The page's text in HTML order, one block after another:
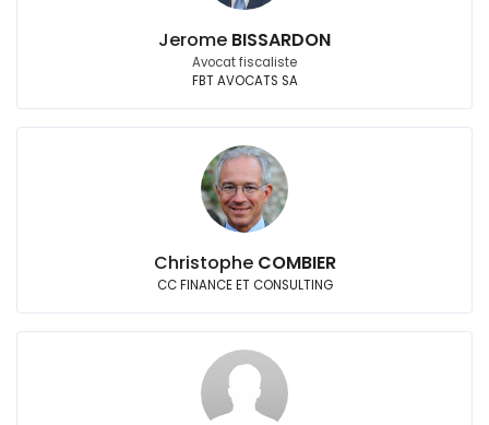
Jerome BISSARDON
Avocat fiscaliste
FBT AVOCATS SA
Christophe COMBIER
CC FINANCE ET CONSULTING